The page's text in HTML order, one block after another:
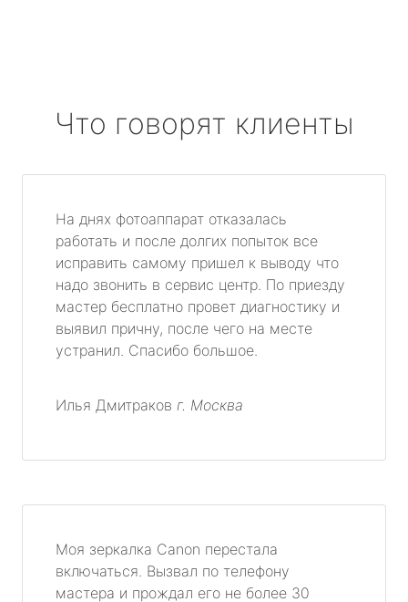
Что говорят клиенты
На днях фотоаппарат отказалась
работать и после долгих попыток все
исправить самому пришел к выводу что
надо звонить в сервис центр. По приезду
мастер бесплатно провет диагностику и
выявил причну, после чего на месте
устранил. Спасибо большое.
Илья Дмитраков г. Москва
Моя зеркалка Canon перестала
включаться. Вызвал по телефону
мастера и прождал его не более 30